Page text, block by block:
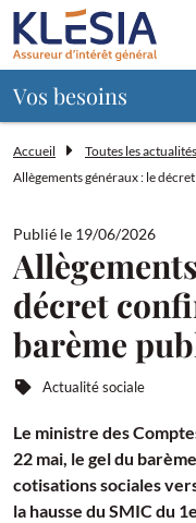
Vos besoins
Accueil
Toutes les actualités
Allègements généraux : le
décret
barème
Publié le 19/06/2026
Actualité sociale
Le ministre des
22 mai, le gel du
cotisations sociales
la hausse du SMIC du